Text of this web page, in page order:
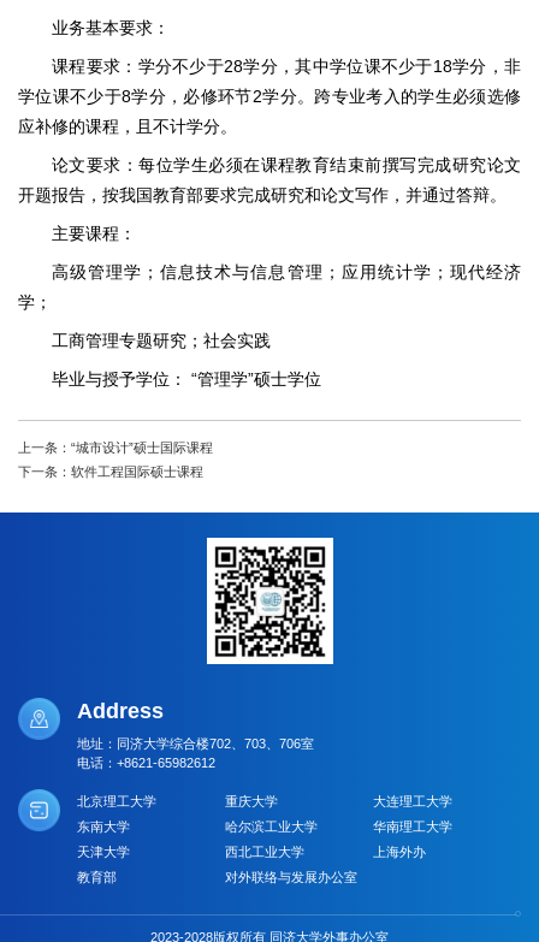
业务基本要求：
课程要求：学分不少于28学分，其中学位课不少于18学分，非
学位课不少于8学分，必修环节2学分。跨专业考入的学生必须选修
应补修的课程，且不计学分。
论文要求：每位学生必须在课程教育结束前撰写完成研究论文
开题报告，按我国教育部要求完成研究和论文写作，并通过答辩。
主要课程：
高级管理学；信息技术与信息管理；应用统计学；现代经济
学；
工商管理专题研究；社会实践
毕业与授予学位： “管理学”硕士学位
上一条：“城市设计”硕士国际课程
下一条：软件工程国际硕士课程
Address
地址：同济大学综合楼702、703、706室
电话：+8621-65982612
北京理工大学 重庆大学
大连理工大学
东南大学
哈尔滨工业大学
华南理工大学
天津大学
西北工业大学
上海外办
教育部
对外联络与发展办公室
2023-2028版权所有 同济大学外事办公室